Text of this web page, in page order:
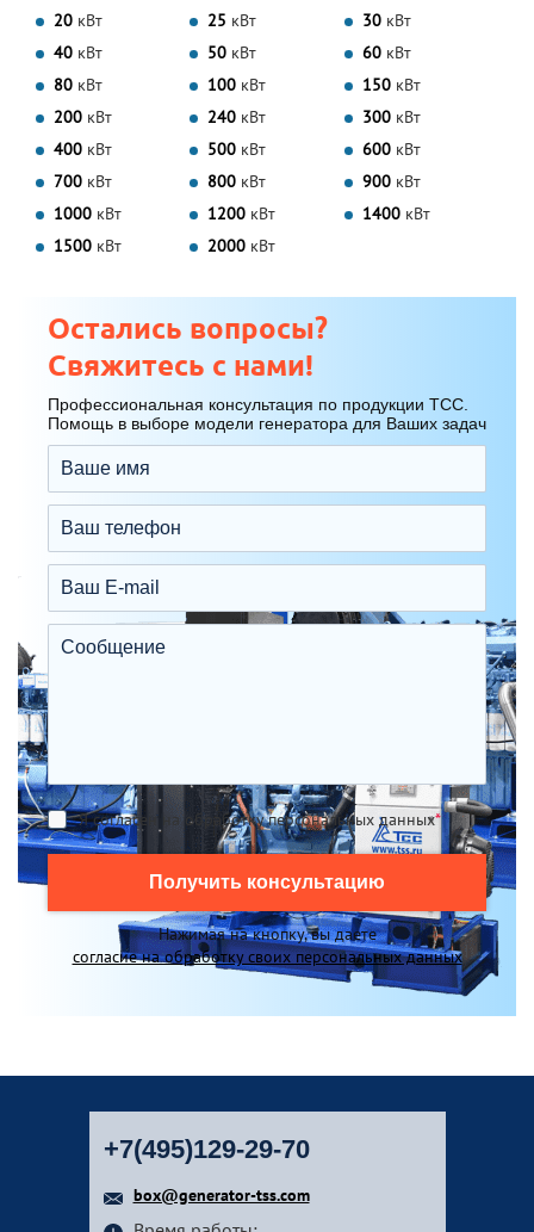
20 кВт 25 кВт 30 кВт
40 кВт 50 кВт 60 кВт
80 кВт 100 кВт 150 кВт
200 кВт 240 кВт 300 кВт
400 кВт 500 кВт 600 кВт
700 кВт 800 кВт 900 кВт
1000 кВт 1200 кВт 1400 кВт
1500 кВт 2000 кВт
Остались вопросы?
Свяжитесь с нами!
Профессиональная консультация по продукции ТСС.
Помощь в выборе модели генератора для Ваших задач
Я согласен на обработку персональных данных*
Получить консультацию
Нажимая на кнопку, вы даете
согласие на обработку своих персональных данных
+7(495)129-29-70
box@generator-tss.com